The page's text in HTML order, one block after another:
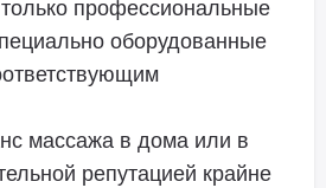
профессиональные
оборудованные
массажа в дома или в
репутацией крайне